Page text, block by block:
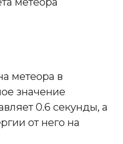
метеора в
значение
0.6 секунды, а
от него на